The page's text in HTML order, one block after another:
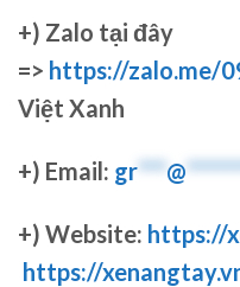
+) Zalo tại đây
=> https://zalo.me/
Việt Xanh
+) Email: gr***@
+) Website: https://
https://